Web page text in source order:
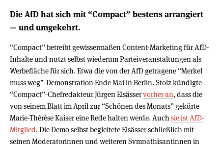
Die AfD hat sich mit “Compact” bestens arrangiert
— und umgekehrt.
“Compact” betreibt gewissermaßen Content-Marketing für AfD-
Inhalte und nutzt selbst wiederum Parteiveranstaltungen als
Werbefläche für sich. Etwa die von der AfD getragene “Merkel
muss weg”-Demonstration Ende Mai in Berlin. Stolz kündigte
“Compact”-Chefredakteur Jürgen Elsässervorher an, dass die
von seinem Blatt im April zur “Schönen des Monats” gekürte
Marie-Thérèse Kaiser eine Rede halten werde. Auchsie ist AfD-
Mitglied. Die Demo selbst begleitete Elsässer schließlich mit
seinen Moderatorinnen und weiteren Sympathisantinnen in